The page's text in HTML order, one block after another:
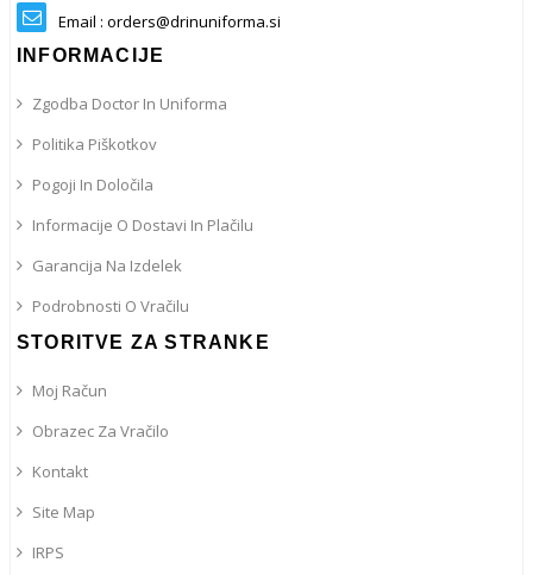
Email : orders@drinuniforma.si
INFORMACIJE
Zgodba Doctor In Uniforma
Politika Piškotkov
Pogoji In Določila
Informacije O Dostavi In ​​plačilu
Garancija Na Izdelek
Podrobnosti O Vračilu
STORITVE ZA STRANKE
Moj Račun
Obrazec Za Vračilo
Kontakt
Site Map
IRPS